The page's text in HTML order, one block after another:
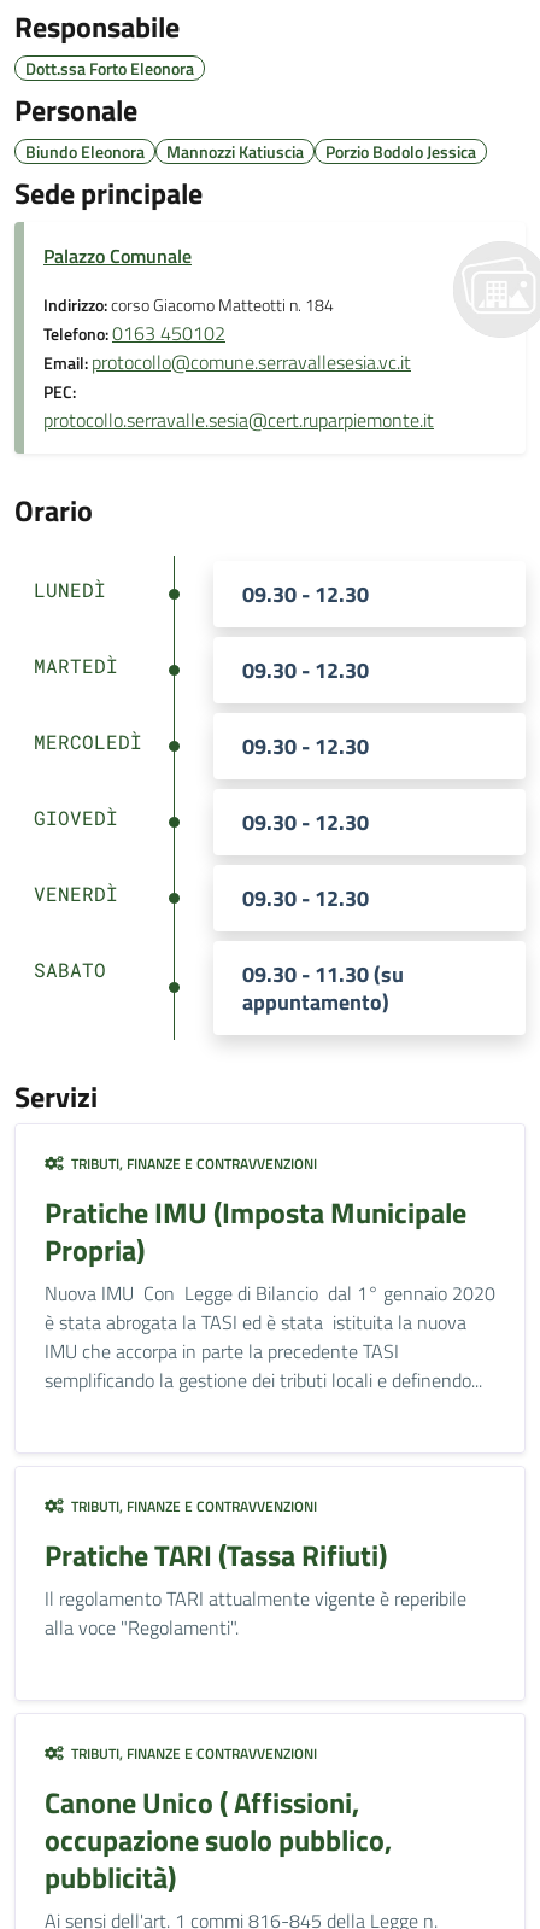
Responsabile
Dott.ssa Forto Eleonora
Personale
Biundo Eleonora Mannozzi Katiuscia Porzio Bodolo Jessica
Sede principale
Palazzo Comunale
Indirizzo:corso Giacomo Matteotti n. 184
Telefono:0163 450102
Email:protocollo@comune.serravallesesia.vc.it
PEC:
protocollo.serravalle.sesia@cert.ruparpiemonte.it
Orario
LUNEDÌ 09.30 - 12.30
MARTEDÌ 09.30 - 12.30
MERCOLEDÌ 09.30 - 12.30
GIOVEDÌ 09.30 - 12.30
VENERDÌ 09.30 - 12.30
SABATO
09.30 - 11.30 (su
appuntamento)
Servizi
TRIBUTI, FINANZE E CONTRAVVENZIONI
Pratiche IMU (Imposta Municipale
Propria)
Nuova IMU Con Legge di Bilancio dal 1° gennaio 2020
è stata abrogata la TASI ed è stata istituita la nuova
IMU che accorpa in parte la precedente TASI
semplificando la gestione dei tributi locali e definendo...
TRIBUTI, FINANZE E CONTRAVVENZIONI
Pratiche TARI (Tassa Rifiuti)
Il regolamento TARI attualmente vigente è reperibile
alla voce "Regolamenti".
TRIBUTI, FINANZE E CONTRAVVENZIONI
Canone Unico ( Affissioni,
occupazione suolo pubblico,
pubblicità)
Ai sensi dell'art. 1 commi 816-845 della Legge n.